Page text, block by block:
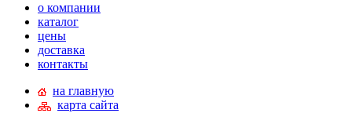
о компании
каталог
цены
доставка
контакты
на главную
карта сайта